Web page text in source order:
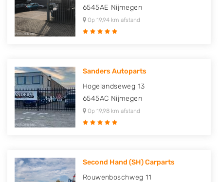
6545AE Nijmegen
Op 19,94 km afstand
Sanders Autoparts
Hogelandseweg 13
6545AC Nijmegen
Op 19,98 km afstand
Second Hand (SH) Carparts
Rouwenboschweg 11